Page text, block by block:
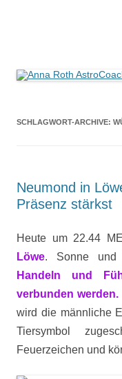
SCHLAGWORT-ARCHIVE:
Neumond in
Präsenz stärkst
Heute um 22.44
Löwe. Sonne und
Handeln und
verbunden werden.
wird die männliche
Tiersymbol
Feuerzeichen und